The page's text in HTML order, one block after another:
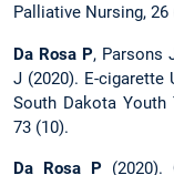
Palliative Nursing, 26
Da Rosa P, Parsons
J (2020). E-cigarette
South Dakota Youth
73 (10).
Da Rosa P(2020).